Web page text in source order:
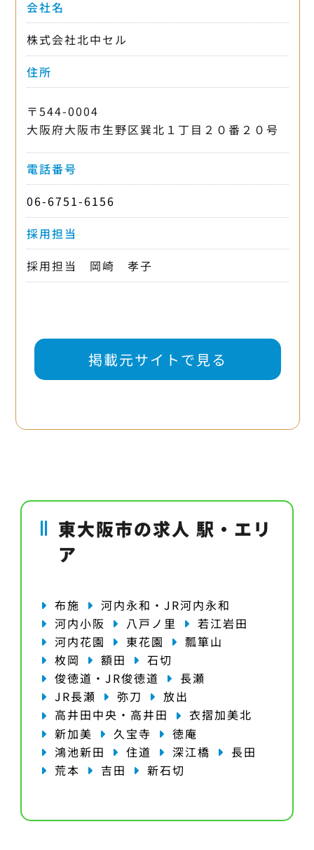
会社名
株式会社北中セル
住所
〒544-0004
大阪府大阪市生野区巽北１丁目２０番２０号
電話番号
06-6751-6156
採用担当
採用担当 岡崎 孝子
掲載元サイトで見る
東大阪市の求人 駅・エリ
ア
布施
河内永和・JR河内永和
河内小阪
八戸ノ里
若江岩田
河内花園
東花園
瓢箪山
枚岡
額田
石切
俊徳道・JR俊徳道
長瀬
JR長瀬
弥刀
放出
高井田中央・高井田
衣摺加美北
新加美
久宝寺
徳庵
鴻池新田
住道 深江橋
長田
荒本
吉田 新石切